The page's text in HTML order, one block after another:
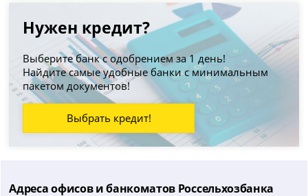
Нужен кредит?
Выберите банк с одобрением за 1 день!
Найдите самые удобные банки с минимальным
пакетом документов!
Выбрать кредит!
Адреса офисов и банкоматов Россельхозбанка